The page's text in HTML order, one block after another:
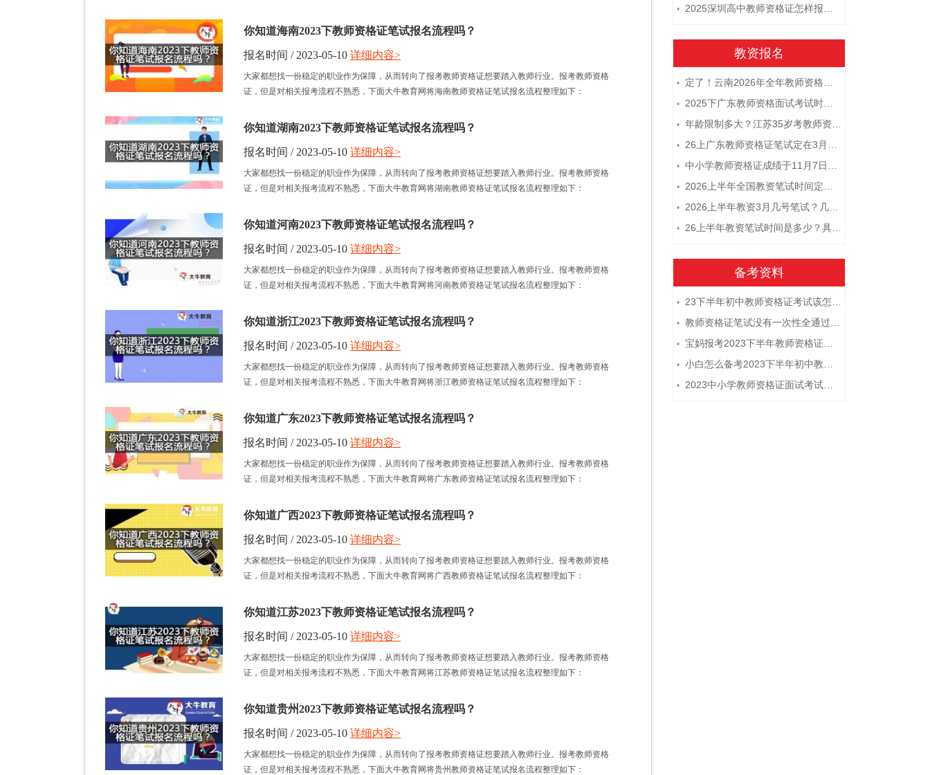
你知道海南2023下教师资格证笔试报名流程吗？
报名时间 / 2023-05-10
大家都想找一份稳定的职业作为保障，从而转向了报考教师资格证想要踏入教师行业。报考教师资格
证，但是对相关报考流程不熟悉，下面大牛教育网将海南教师资格证笔试报名流程整理如下：
详细内容>
你知道湖南2023下教师资格证笔试报名流程吗？
报名时间 / 2023-05-10
大家都想找一份稳定的职业作为保障，从而转向了报考教师资格证想要踏入教师行业。报考教师资格
证，但是对相关报考流程不熟悉，下面大牛教育网将湖南教师资格证笔试报名流程整理如下：
详细内容>
你知道河南2023下教师资格证笔试报名流程吗？
报名时间 / 2023-05-10
大家都想找一份稳定的职业作为保障，从而转向了报考教师资格证想要踏入教师行业。报考教师资格
证，但是对相关报考流程不熟悉，下面大牛教育网将河南教师资格证笔试报名流程整理如下：
详细内容>
你知道浙江2023下教师资格证笔试报名流程吗？
报名时间 / 2023-05-10
大家都想找一份稳定的职业作为保障，从而转向了报考教师资格证想要踏入教师行业。报考教师资格
证，但是对相关报考流程不熟悉，下面大牛教育网将浙江教师资格证笔试报名流程整理如下：
详细内容>
你知道广东2023下教师资格证笔试报名流程吗？
报名时间 / 2023-05-10
大家都想找一份稳定的职业作为保障，从而转向了报考教师资格证想要踏入教师行业。报考教师资格
证，但是对相关报考流程不熟悉，下面大牛教育网将广东教师资格证笔试报名流程整理如下：
详细内容>
你知道广西2023下教师资格证笔试报名流程吗？
报名时间 / 2023-05-10
大家都想找一份稳定的职业作为保障，从而转向了报考教师资格证想要踏入教师行业。报考教师资格
证，但是对相关报考流程不熟悉，下面大牛教育网将广西教师资格证笔试报名流程整理如下：
详细内容>
你知道江苏2023下教师资格证笔试报名流程吗？
报名时间 / 2023-05-10
大家都想找一份稳定的职业作为保障，从而转向了报考教师资格证想要踏入教师行业。报考教师资格
证，但是对相关报考流程不熟悉，下面大牛教育网将江苏教师资格证笔试报名流程整理如下：
详细内容>
你知道贵州2023下教师资格证笔试报名流程吗？
报名时间 / 2023-05-10
大家都想找一份稳定的职业作为保障，从而转向了报考教师资格证想要踏入教师行业。报考教师资格
证，但是对相关报考流程不熟悉，下面大牛教育网将贵州教师资格证笔试报名流程整理如下：
详细内容>
• 2025深圳高中教师资格证怎样报名 附流程
教资报名
• 定了！云南2026年全年教师资格证考试日程大公开！
• 2025下广东教师资格面试考试时间及科目内容（怎么考）
• 年龄限制多大？江苏35岁考教师资格证晚吗？
• 26上广东教师资格证笔试定在3月7日！附考试指南
• 中小学教师资格证成绩于11月7日10点查！
• 2026上半年全国教资笔试时间定档！
• 2026上半年教资3月几号笔试？几点开考
• 26上半年教资笔试时间是多少？具体安排表一览
备考资料
• 23下半年初中教师资格证考试该怎么复习？
• 教师资格证笔试没有一次性全通过下次需要重新报考吗？
• 宝妈报考2023下半年教师资格证需要报班备考吗？
• 小白怎么备考2023下半年初中教师资格证笔试？
• 2023中小学教师资格证面试考试注意事项